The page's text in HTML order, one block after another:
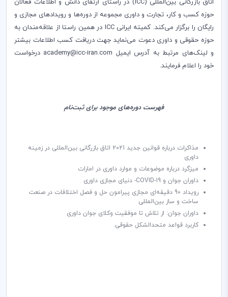
اتاق بازرگانی بین‌المللی (ICC) در راستای ارتقای دانش و اطلاعات فعالان
حوزه کسب و کار، تجارت و داوری مجموعه از دوره‌ها و رویدادهای مجازی و
رایگان را برگزار می‌کند. کمیته ایرانی ICC در همین راستا از علاقه‌مندان به
حوزه حقوقی و داوری دعوت می‌نماید جهت دریافت کسب اطلاعات بیشتر
و لینک‌های مرتبط به آدرس ایمیل academy@icc-iran.com درخواست
خود را اعلام فرمایند.
فهرست دوره‌های موجود برای ثبت‌نام
مذاکرات درباره قوانین جدید 2021 اتاق بازرگانی بین‌المللی در زمینه
داوری
میزگرد درباره موضوعات و موارد داوری در امارات
داوران جوان و COVID-19- دنیای مجازی داوری
رویداد 90 دقیقه‌ای مجازی پیرامون حل و فصل اختلافات در صنعت
ساخت و ساز بین‌المللی
داوران جوان: از تلاش تا موفقیت وکلای جوان داوری
کاربرد قواعد متحدالشکل حقوقی.